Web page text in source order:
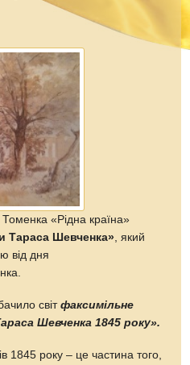
«Рідна країна»
Тараса Шевченка» , який
від дня
світфаксимільне
Шевченка 1845 року».
1845 року – це частина того,